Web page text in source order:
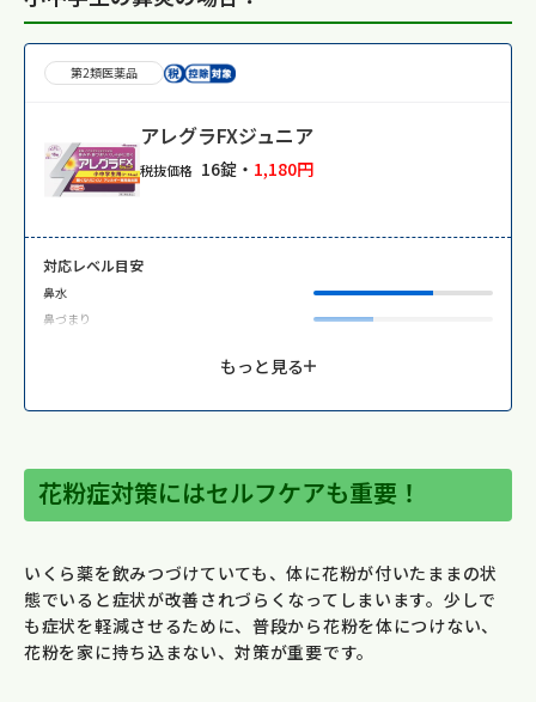
第2類医薬品
アレグラFXジュニア
税抜価格 16錠・ 1,180円
対応レベル目安
鼻水
鼻づまり
もっと見る
花粉症対策にはセルフケアも重要！
いくら薬を飲みつづけていても、体に花粉が付いたままの状
態でいると症状が改善されづらくなってしまいます。少しで
も症状を軽減させるために、普段から花粉を体につけない、
花粉を家に持ち込まない、対策が重要です。